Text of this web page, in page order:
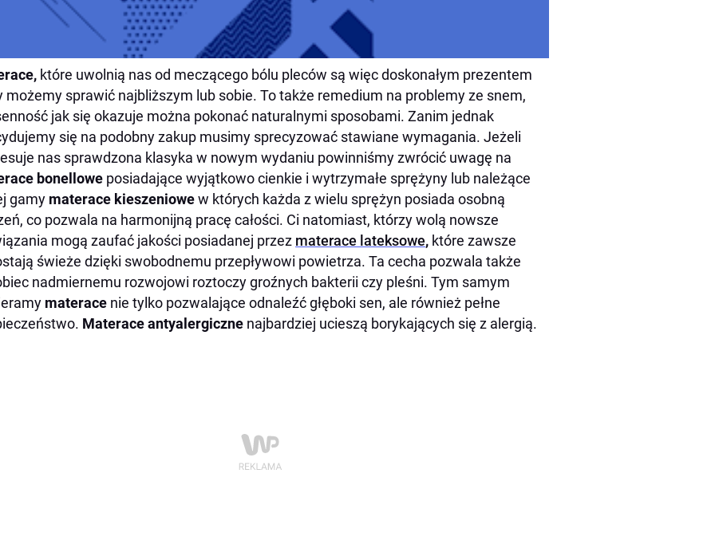
które uwolnią nas od meczącego bólu pleców są więc doskonałym prezentem
możemy sprawić najbliższym lub sobie. To także remedium na problemy ze snem,
jak się okazuje można pokonać naturalnymi sposobami. Zanim jednak
się na podobny zakup musimy sprecyzować stawiane wymagania. Jeżeli
nas sprawdzona klasyka w nowym wydaniu powinniśmy zwrócić uwagę na
bonellowe posiadające wyjątkowo cienkie i wytrzymałe sprężyny lub należące
gamy materace kieszeniowew których każda z wielu sprężyn posiada osobną
co pozwala na harmonijną pracę całości. Ci natomiast, którzy wolą nowsze
mogą zaufać jakości posiadanej przez materace lateksowe, które zawsze
świeże dzięki swobodnemu przepływowi powietrza. Ta cecha pozwala także
nadmiernemu rozwojowi roztoczy groźnych bakterii czy pleśni. Tym samym
materace nie tylko pozwalające odnaleźć głęboki sen, ale również pełne
Materace antyalergiczne najbardziej ucieszą borykających się z alergią.